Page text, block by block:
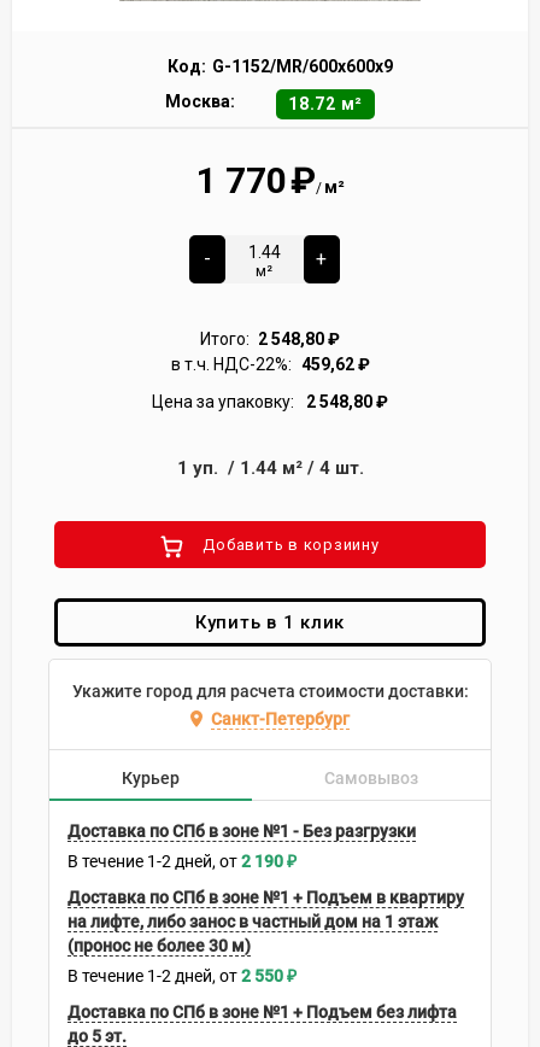
Код: G-1152/MR/600x600x9
Москва:
18.72 м²
1 770₽/ м²
-
м²
+
Итого: 2 548,80₽
в т.ч. НДС-22%: 459,62₽
Цена за упаковку:
2 548,80₽
1 уп. / 1.44м²/ 4 шт.
Добавить в корзиину
Купить в 1 клик
Укажите город для расчета стоимости доставки:
Санкт-Петербург
Курьер Самовывоз
Доставка по СПб в зоне №1 - Без разгрузки
В течение 1-2 дней 2 190₽
Доставка по СПб в зоне №1 + Подъем в квартиру
на лифте, либо занос в частный дом на 1 этаж
(пронос не более 30 м)
В течение 1-2 дней 2 550₽
Доставка по СПб в зоне №1 + Подъем без лифта
до 5 эт.